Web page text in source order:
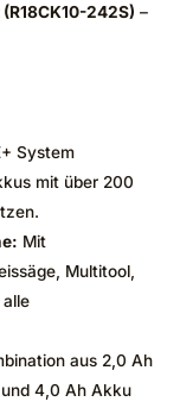
242S) –
System
mit über 200
Mit
Multitool,
aus 2,0 Ah
4,0 Ah Akku